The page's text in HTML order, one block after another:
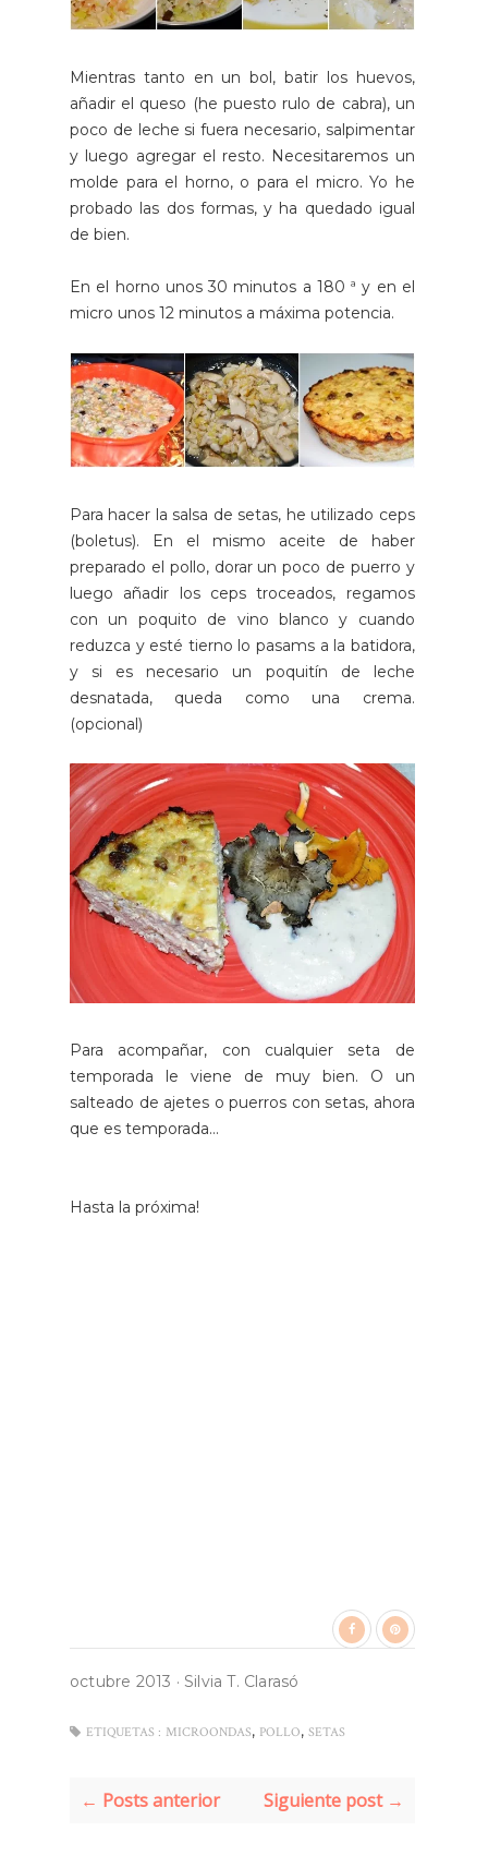
Mientras tanto en un bol, batir los huevos,
añadir el queso (he puesto rulo de cabra), un
poco de leche si fuera necesario, salpimentar
y luego agregar el resto. Necesitaremos un
molde para el horno, o para el micro. Yo he
probado las dos formas, y ha quedado igual
de bien.
En el horno unos 30 minutos a 180 ª y en el
micro unos 12 minutos a máxima potencia.
Para hacer la salsa de setas, he utilizado ceps
(boletus). En el mismo aceite de haber
preparado el pollo, dorar un poco de puerro y
luego añadir los ceps troceados, regamos
con un poquito de vino blanco y cuando
reduzca y esté tierno lo pasams a la batidora,
y si es necesario un poquitín de leche
desnatada, queda como una crema.
(opcional)
Para acompañar, con cualquier seta de
temporada le viene de muy bien. O un
salteado de ajetes o puerros con setas, ahora
que es temporada...
Hasta la próxima!
octubre 2013 · Silvia T. Clarasó
ETIQUETAS : MICROONDAS, POLLO, SETAS
← Posts anterior Siguiente post →